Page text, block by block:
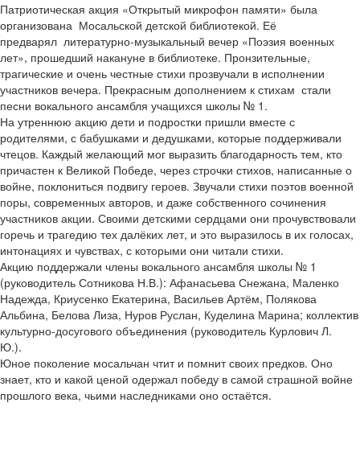
Патриотическая акция «Открытый микрофон памяти» была
организована Мосальской детской библиотекой. Её
предварял литературно-музыкальный вечер «Поэзия военных
лет», прошедший накануне в библиотеке. Пронзительные,
трагические и очень честные стихи прозвучали в исполнении
участников вечера. Прекрасным дополнением к стихам стали
песни вокального ансамбля учащихся школы № 1.
На утреннюю акцию дети и подростки пришли вместе с
родителями, с бабушками и дедушками, которые поддерживали
чтецов. Каждый желающий мог выразить благодарность тем, кто
причастен к Великой Победе, через строчки стихов, написанные о
войне, поклониться подвигу героев. Звучали стихи поэтов военной
поры, современных авторов, и даже собственного сочинения
участников акции. Своими детскими сердцами они прочувствовали
горечь и трагедию тех далёких лет, и это выразилось в их голосах,
интонациях и чувствах, с которыми они читали стихи.
Акцию поддержали члены вокального ансамбля школы № 1
(руководитель Сотникова Н.В.): Афанасьева Снежана, Маленко
Надежда, Криусенко Екатерина, Васильев Артём, Полякова
Альбина, Белова Лиза, Нуров Руслан, Куделина Марина; коллектив
культурно-досугового объединения (руководитель Курлович Л.
Ю.).
Юное поколение мосальчан чтит и помнит своих предков. Оно
знает, кто и какой ценой одержал победу в самой страшной войне
прошлого века, чьими наследниками оно остаётся.